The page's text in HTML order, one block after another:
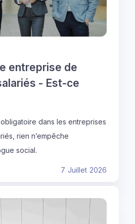
entreprise de
- Est-ce
obligatoire dans les entreprises
rien n’empêche
social.
7 Juillet 2026